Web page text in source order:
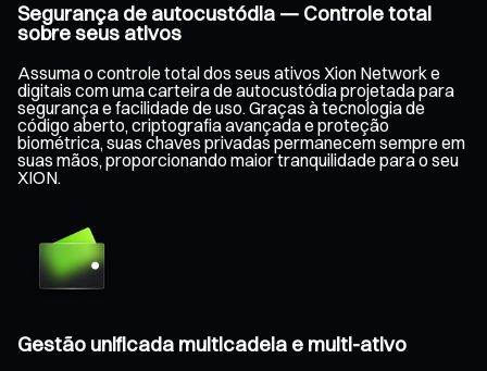
Segurança de autocustódia — Controle total
sobre seus ativos
Assuma o controle total dos seus ativos Xion Network e
digitais com uma carteira de autocustódia projetada para
segurança e facilidade de uso. Graças à tecnologia de
código aberto, criptografia avançada e proteção
biométrica, suas chaves privadas permanecem sempre em
suas mãos, proporcionando maior tranquilidade para o seu
XION.
Gestão unificada multicadeia e multi-ativo